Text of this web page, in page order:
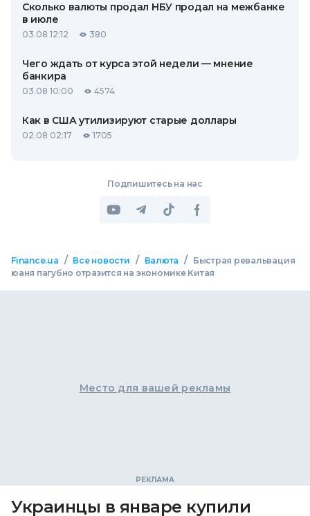
Сколько валюты продал НБУ продал на межбанке
в июле
03.08 12:12 380
Чего ждать от курса этой недели — мнение
банкира
03.08 10:00 4574
Как в США утилизируют старые доллары
02.08 02:17 1705
Подпишитесь на нас
Finance.ua / Все новости / Валюта /
Быстрая ревальвация
юаня пагубно отразится на экономике Китая
Место для вашей рекламы
Украинцы в январе купили